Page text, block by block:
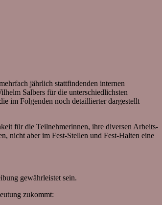
jährlich stattfindenden internen
Salbers für die unterschiedlichsten
im Folgenden noch detaillierter dargestellt
für die Teilnehmerinnen, ihre diversen Arbeits-
nicht aber im Fest-Stellen und Fest-Halten eine
gewährleistet sein.
zukommt: